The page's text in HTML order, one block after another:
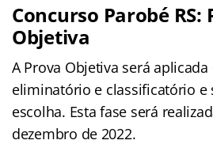
Concurso Parobé RS:
Objetiva
A Prova Objetiva será
eliminatório e classificatório e
escolha. Esta fase será
dezembro de 2022.